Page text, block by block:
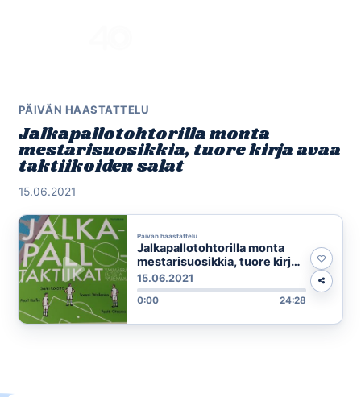
PÄIVÄN HAASTATTELU
Jalkapallotohtorilla monta
mestarisuosikkia, tuore kirja avaa
taktiikoiden salat
15.06.2021
Päivän haastattelu
Jalkapallotohtorilla monta
mestarisuosikkia, tuore kirja
avaa taktiikoiden salat
15.06.2021
0:00 24:28